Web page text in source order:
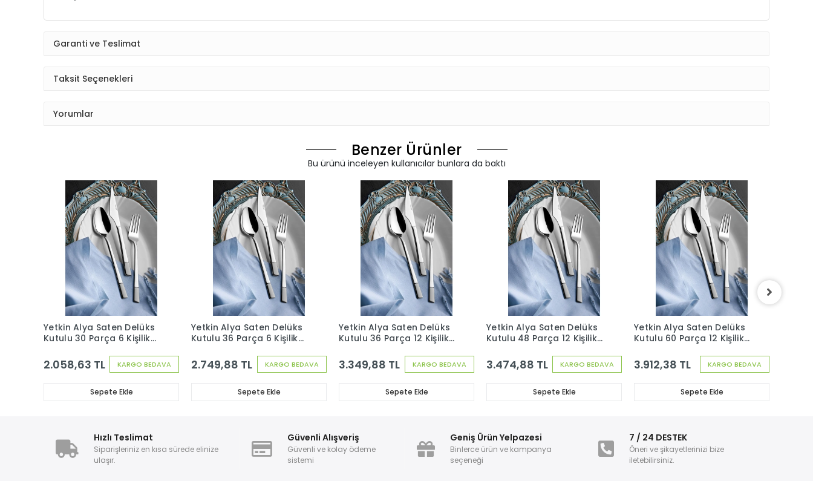
Garanti ve Teslimat
Taksit Seçenekleri
Yorumlar
Benzer Ürünler
Bu ürünü inceleyen kullanıcılar bunlara da baktı
KARGO BEDAVA
Yetkin Alya Saten Delüks
Kutulu 30 Parça 6 Kişilik
2.058,63 TL
Sepete Ekle
KARGO BEDAVA
Yetkin Alya Saten Delüks
Kutulu 36 Parça 6 Kişilik
2.749,88 TL
Sepete Ekle
KARGO BEDAVA
Yetkin Alya Saten Delüks
Kutulu 36 Parça 12 Kişilik
3.349,88 TL
Sepete Ekle
KARGO BEDAVA
Yetkin Alya Saten Delüks
Kutulu 48 Parça 12 Kişilik
3.474,88 TL
Sepete Ekle
KARGO BEDAVA
Yetkin Alya Saten Delüks
Kutulu 60 Parça 12 Kişilik
3.912,38 TL
Sepete Ekle
Hızlı Teslimat
Siparişleriniz en kısa sürede elinize
ulaşır.
Güvenli Alışveriş
Güvenli ve kolay ödeme
sistemi
Geniş Ürün Yelpazesi
Binlerce ürün ve kampanya
seçeneği
7 / 24 DESTEK
Öneri ve şikayetlerinizi bize
iletebilirsiniz.